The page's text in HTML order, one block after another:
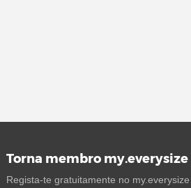
Torna membro
Regista-te gratuitamente no